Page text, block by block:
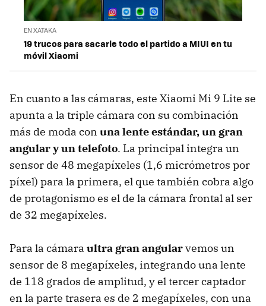
EN XATAKA
19 trucos para sacarle todo el partido a MIUI en tu
móvil Xiaomi
En cuanto a las cámaras, este Xiaomi Mi 9 Lite se
apunta a la triple cámara con su combinación
más de moda con una lente estándar, un gran
angular y un telefoto. La principal integra un
sensor de 48 megapíxeles (1,6 micrómetros por
píxel) para la primera, el que también cobra algo
de protagonismo es el de la cámara frontal al ser
de 32 megapíxeles.
Para la cámara ultra gran angularvemos un
sensor de 8 megapíxeles, integrando una lente
de 118 grados de amplitud, y el tercer captador
en la parte trasera es de 2 megapíxeles, con una